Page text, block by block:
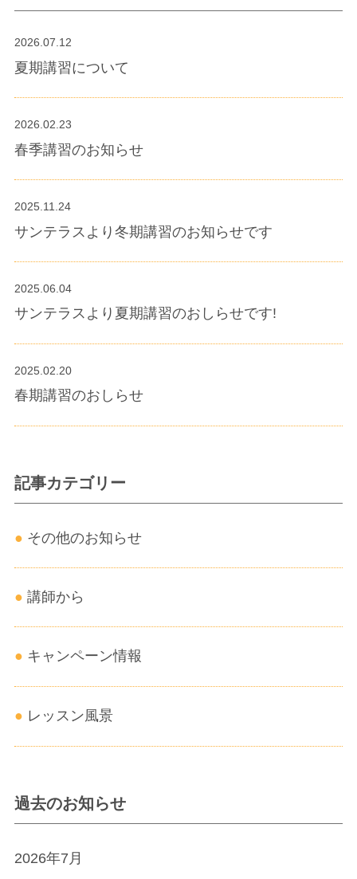
2026.07.12
夏期講習について
2026.02.23
春季講習のお知らせ
2025.11.24
サンテラスより冬期講習のお知らせです
2025.06.04
サンテラスより夏期講習のおしらせです!
2025.02.20
春期講習のおしらせ
記事カテゴリー
その他のお知らせ
講師から
キャンペーン情報
レッスン風景
過去のお知らせ
2026年7月